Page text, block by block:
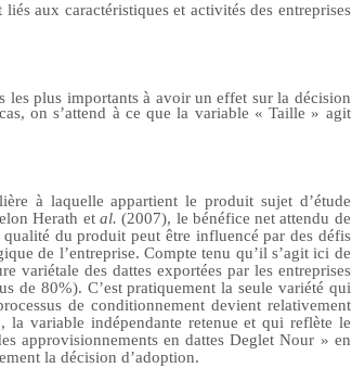
aux caractéristiques et activités des entreprises
les plus importants à avoir un effet sur la décision
on s’attend à ce que la variable « Taille » agit
à laquelle appartient le produit sujet d’étude
Herath etal. (2007), le bénéfice net attendu de
du produit peut être influencé par des défis
de l’entreprise. Compte tenu qu’il s’agit ici de
variétale des dattes exportées par les entreprises
de 80%). C’est pratiquement la seule variété qui
de conditionnement devient relativement
la variable indépendante retenue et qui reflète le
approvisionnements en dattes Deglet Nour » en
la décision d’adoption.